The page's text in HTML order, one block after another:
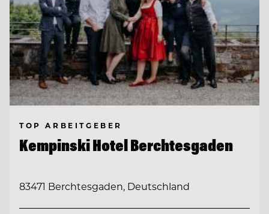
TOP ARBEITGEBER
Kempinski Hotel Berchtesgaden
83471 Berchtesgaden, Deutschland